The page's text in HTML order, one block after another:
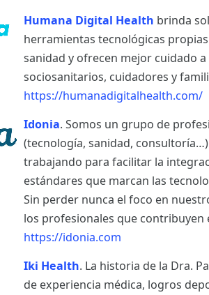
Humana Digital Health brinda
herramientas tecnológicas
sanidad y ofrecen mejor cuidado
sociosanitarios, cuidadores y
https://humanadigitalhealth.com/
Idonia. Somos un grupo de
(tecnología, sanidad,
trabajando para facilitar la
estándares que marcan las
Sin perder nunca el foco en
los profesionales que contribuyen
https://idonia.com
Iki Health. La historia de la Dra.
de experiencia médica, logros